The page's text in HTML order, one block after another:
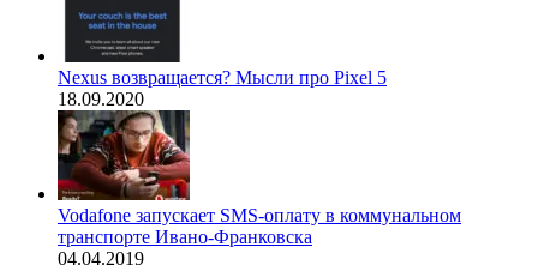
Nexus возвращается? Мысли про Pixel 5
18.09.2020
Vodafone запускает SMS-оплату в коммунальном
транспорте Ивано-Франковска
04.04.2019